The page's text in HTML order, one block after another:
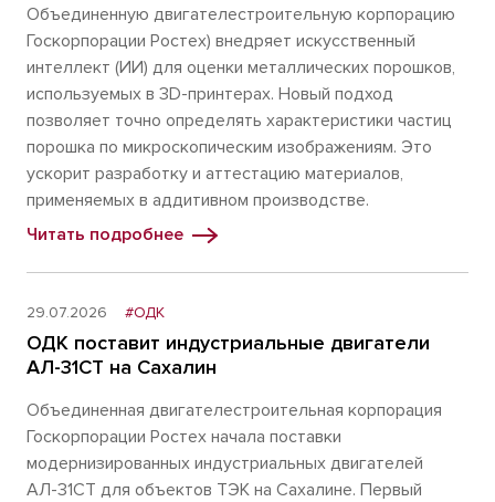
Объединенную двигателестроительную корпорацию
Госкорпорации Ростех) внедряет искусственный
интеллект (ИИ) для оценки металлических порошков,
используемых в 3D-принтерах. Новый подход
позволяет точно определять характеристики частиц
порошка по микроскопическим изображениям. Это
ускорит разработку и аттестацию материалов,
применяемых в аддитивном производстве.
Читать подробнее
29.07.2026 #ОДК
ОДК поставит индустриальные двигатели
АЛ-31СТ на Сахалин
Объединенная двигателестроительная корпорация
Госкорпорации Ростех начала поставки
модернизированных индустриальных двигателей
АЛ-31СТ для объектов ТЭК на Сахалине. Первый